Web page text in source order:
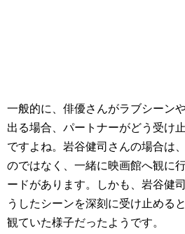
一般的に、俳優さんがラブシーン
出る場合、パートナーがどう受け
ですよね。岩谷健司さんの場合は
のではなく、一緒に映画館へ観に
ードがあります。しかも、岩谷健
うしたシーンを深刻に受け止める
観ていた様子だったようです。